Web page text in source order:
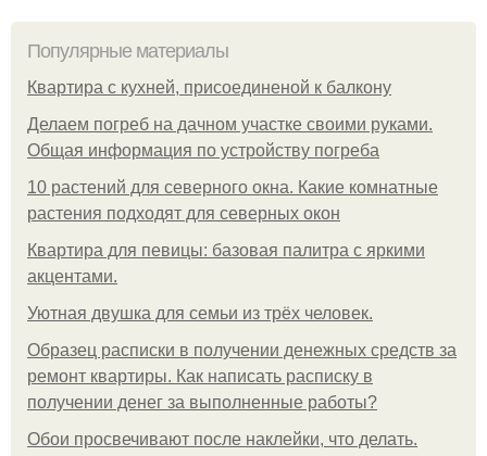
Популярные материалы
Квартира с кухней, присоединеной к балкону
Делаем погреб на дачном участке своими руками.
Общая информация по устройству погреба
10 растений для северного окна. Какие комнатные
растения подходят для северных окон
Квартира для певицы: базовая палитра с яркими
акцентами.
Уютная двушка для семьи из трёх человек.
Образец расписки в получении денежных средств за
ремонт квартиры. Как написать расписку в
получении денег за выполненные работы?
Обои просвечивают после наклейки, что делать.